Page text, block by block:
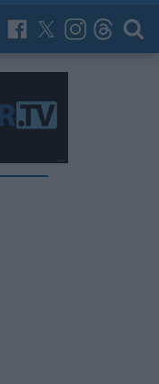
News Now Archív